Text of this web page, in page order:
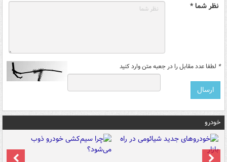
نظر شما *
* لطفا عدد مقابل را در جعبه متن وارد کنید
خودرو